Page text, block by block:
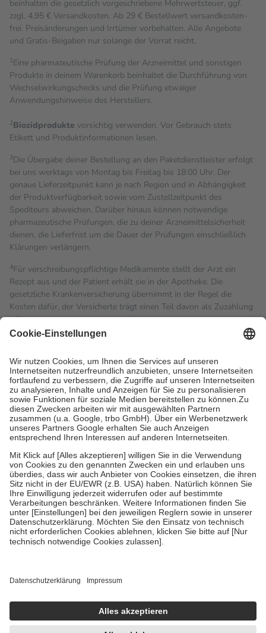
beinhalten die gesetzlich vorgeschriebene Mehrwertsteuer, ggf.
zzgl. 4,95 € Versandkosten. Ab 29 € Bestell­wert versand­kosten­
frei. Preisänderungen und Irrtümer vorbehalten. Alle Angebote
und Gratis-Beigaben nur solange der Vorrat reicht.
1Eine pharmazeutische Prüfung der Arzneimittel und sonstigen
Produkte in deinem Warenkorb beinhaltet die Durchführung von
Wechselwirkungschecks und die Prüfung etwaiger
Anwendungshinweise des Herstellers.
2Biozidprodukte vorsichtig verwenden. Vor Gebrauch stets
Etikett und Produktinformationen lesen.
3Die Übergabe deiner Bestellung an den Paketdienstleister erfolgt
bei uns werktags von Montag bis Freitag bis 18:00 Uhr. Der
genaue Lieferzeitpunkt kann je nach Region und in Abhängigkeit
der Produktverfügbarkeit sowie vom Zustellzeitpunkt des
Spediteurs abweichen. Darüber hinaus können notwendige
pharmazeutische Prüfungen, die zu deiner Arzneimittelsicherheit
dienen, die Lieferfrist um die Dauer der Prüfungen einschließlich
Klärungen verlängern.
4Für verschreibungspflichtige Medikamente stellt der Arzt ein
Rezept aus und der Patient erhält sie in der Apotheke. Die
gesetzliche Krankenversicherung übernimmt in der Regel die
Kosten dafür, der Versicherte trägt einen Teil davon als Zuzahlung
mit.
Grundsätzlich leisten Mitglieder Zuzahlungen in Höhe von zehn
höchstens zehn Euro.
Es sind jedoch nie mehr als die
tatsächlichen Kosten der Leistung zu entrichten.
Diese Regeln gelten grundsätzlich auch für Online-Apotheken.
Bei Heilmitteln und häuslicher Krankenpflege beträgt die
Zuzahlung zehn Prozent der Kosten sowie zehn Euro je
Verordnung.
Um das Engagement der Versicherten für ihre eigene Gesundheit
zu stärken und die besondere Stellung der Familie zu unterstützen,
fallenkeine Zuzahlungenan bei:
• Kindern und Jugendlichen bis zum vollendeten 18. Lebensjahr
mit Ausnahme der Fahrkosten
• Untersuchungen zur Vorsorge und Früherkennung, die von der
GKV getragen werden
• empfohlenen Schutzimpfungen
• Harn- und Blutteststreifen
getroffen, um sicherzustellen, dass es sich um echte Bewertungen
https://help.etrusted.com/hc/de/articles/4419944605341
Einige Bilder und Inhalte wurden unter Zuhilfenahme künstlicher